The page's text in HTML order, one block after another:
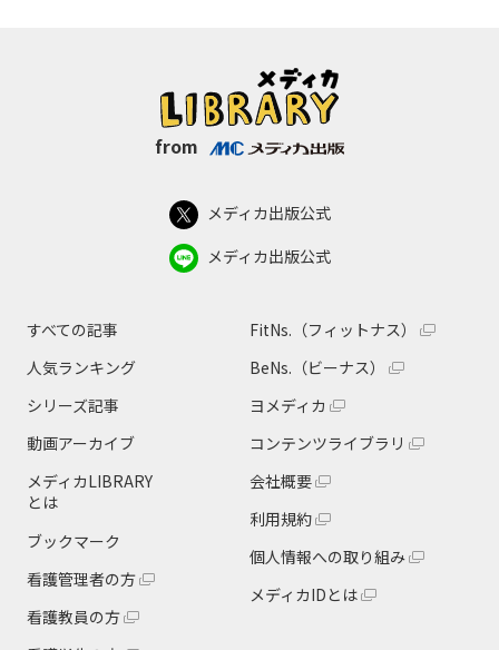
from
メディカ出版公式
メディカ出版公式
すべての記事
人気ランキング
シリーズ記事
動画アーカイブ
メディカLIBRARY
とは
ブックマーク
看護管理者の方
看護教員の方
FitNs.（フィットナス）
BeNs.（ビーナス）
ヨメディカ
コンテンツライブラリ
会社概要
利用規約
個人情報への取り組み
メディカIDとは